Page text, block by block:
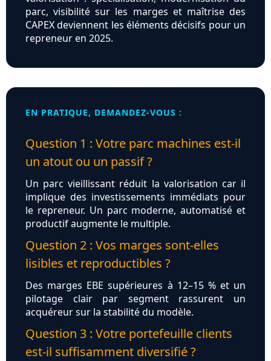
parc, visibilité sur les marges et maîtrise des
CAPEX deviennent les éléments décisifs pour un
repreneur en 2025.
EN PRATIQUE, DEMANDEZ-VOUS :
Question 1 : Votre parc machines est-il
un atout ou un passif ?
Un parc vieillissant réduit la valorisation car il
implique des investissements immédiats pour
le repreneur. Un parc moderne, automatisé et
productif augmente le multiple.
Question 2 : Vos marges sont-elles
lisibles et reproductibles ?
Des marges EBE supérieures à 12–15 % et un
pilotage clair par segment rassurent un
acquéreur sur la stabilité du modèle.
Question 3 : Votre portefeuille clients
est-il suffisamment diversifié ?